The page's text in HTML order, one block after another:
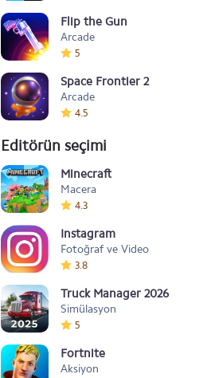
Flip the Gun
Arcade
5
Space Frontier 2
Arcade
4.5
Editörün seçimi
Minecraft
Macera
4.3
Instagram
Fotoğraf ve Video
3.8
Truck Manager 2026
Simülasyon
5
Fortnite
Aksiyon